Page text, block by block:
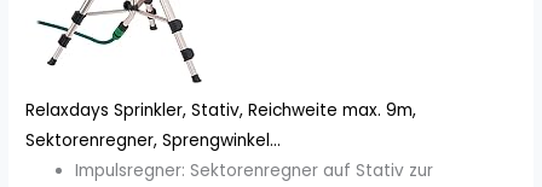
Relaxdays Sprinkler, Stativ, Reichweite max. 9m,
Sektorenregner, Sprengwinkel...
Impulsregner: Sektorenregner auf Stativ zur